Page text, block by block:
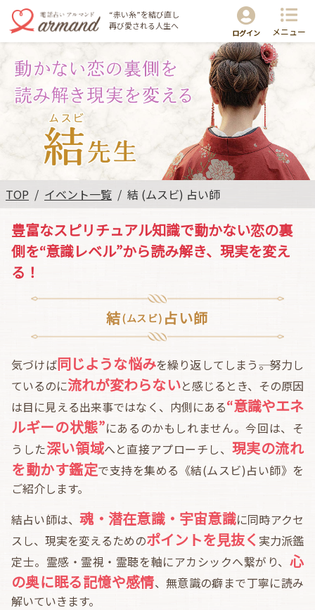
メニュー
“赤い糸”を結び直し
再び愛される人生へ
ログイン
TOP イベント一覧 結 (ムスビ) 占い師
豊富なスピリチュアル知識で動かない恋の裏
側を“意識レベル”から読み解き、現実を変え
る！
結(ムスビ) 占い師
気づけば同じような悩みを繰り返してしまう――。努力し
ているのに流れが変わらないと感じるとき、その原因
は目に見える出来事ではなく、内側にある“意識やエネ
ルギーの状態”にあるのかもしれません。今回は、そ
うした深い領域へと直接アプローチし、 現実の流れ
を動かす鑑定で支持を集める《結(ムスビ)占い師》を
ご紹介します。
結占い師は、魂・潜在意識・宇宙意識に同時アクセ
スし、現実を変えるためのポイントを見抜く 実力派鑑
定士。霊感・霊視・霊聴を軸にアカシックへ繋がり、 心
の奥に眠る記憶や感情、無意識の癖まで丁寧に読み
解いていきます。